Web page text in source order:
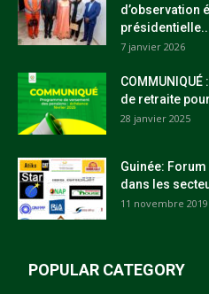
d’observation
7 janvier 2026
de retraite
28 janvier 2025
Guinée:
dans les
11 novembre 2019
POPULAR CATEGORY